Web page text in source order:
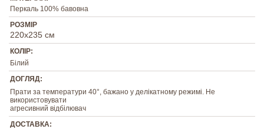
Перкаль 100% бавовна
РОЗМІР
220х235 см
КОЛІР:
Білий
ДОГЛЯД:
Прати за температури 40°, бажано у делікатному режимі. Не
використовувати
агресивний відбілювач
ДОСТАВКА: